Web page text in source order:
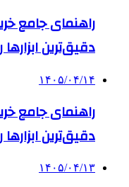
راهنمای جامع
دقیق‌ترین ابزارها
۱۴۰۵/۰۴/۱۴
راهنمای جامع
دقیق‌ترین ابزارها
۱۴۰۵/۰۴/۱۳